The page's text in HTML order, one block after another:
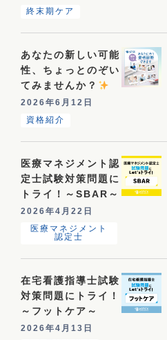
終末期ケア
あなたの新しい可能
性、ちょっとのぞい
てみませんか？
2026年6月12日
資格紹介
医療マネジメント認
定士試験対策問題に
トライ！～SBAR～
2026年4月22日
医療マネジメント
認定士
在宅看護指導士試験
対策問題にトライ！
～フットケア～
2026年4月13日